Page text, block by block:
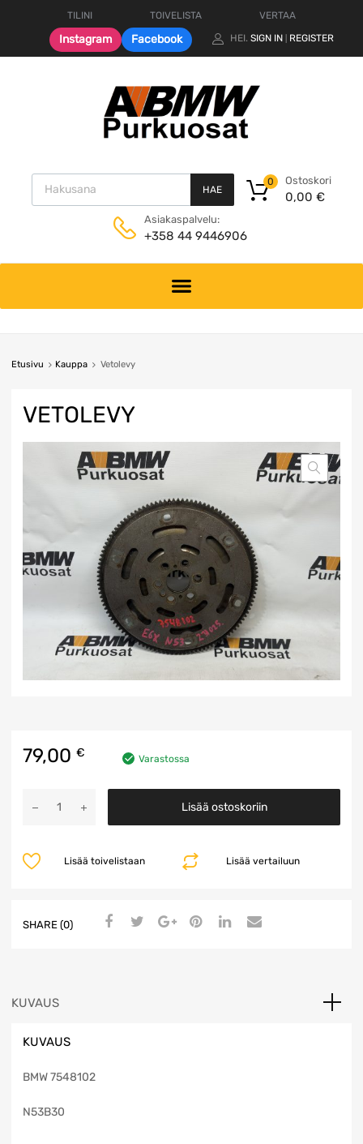
TILINI TOIVELISTA VERTAA
Instagram Facebook HEI. SIGN IN REGISTER
Products search
HAE
Ostoskori
0,00 €
0
Asiakaspalvelu:
+358 44 9446906
content
Etusivu Kauppa Vetolevy
VETOLEVY
79,00 € Varastossa
määrä
Lisää ostoskoriin
Lisää vertailuun
Lisää toivelistaan
SHARE (0)
KUVAUS
KUVAUS
BMW 7548102
N53B30